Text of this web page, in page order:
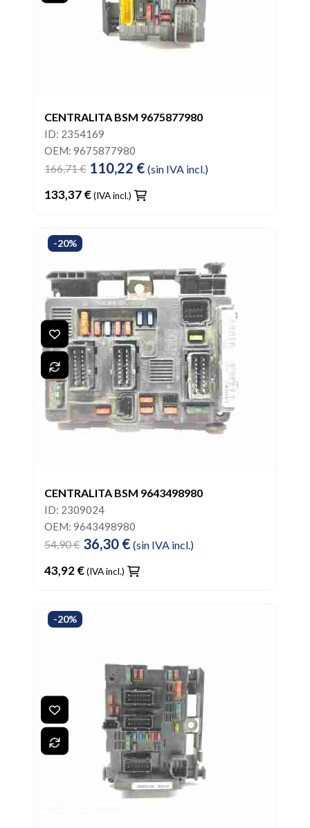
CENTRALITA BSM 9675877980
ID: 2354169
OEM: 9675877980
166,71 € 110,22 € (sin IVA incl.)
133,37 €(IVA incl.)
-20%
CENTRALITA BSM 9643498980
ID: 2309024
OEM: 9643498980
54,90 € 36,30 € (sin IVA incl.)
43,92 €(IVA incl.)
-20%